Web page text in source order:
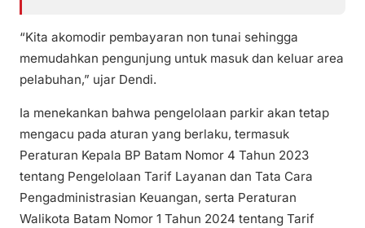
“Kita akomodir pembayaran non tunai sehingga
memudahkan pengunjung untuk masuk dan keluar area
pelabuhan,” ujar Dendi.
Ia menekankan bahwa pengelolaan parkir akan tetap
mengacu pada aturan yang berlaku, termasuk
Peraturan Kepala BP Batam Nomor 4 Tahun 2023
tentang Pengelolaan Tarif Layanan dan Tata Cara
Pengadministrasian Keuangan, serta Peraturan
Walikota Batam Nomor 1 Tahun 2024 tentang Tarif